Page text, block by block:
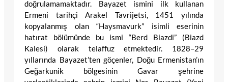
doğrulamamaktadır. Bayazet ismini ilk kullanan
Ermeni tarihçi Arakel Tavrijetsi, 1451 yılında
kopyalanmış olan “Haysmavurk” isimli eserinin
hatırat bölümünde bu ismi “Berd Biazdi” (Biazd
Kalesi) olarak telaffuz etmektedir. 1828–29
yıllarında Bayazet’ten göçenler, Doğu Ermenistan’ın
Geğarkunik bölgesinin Gavar şehrine